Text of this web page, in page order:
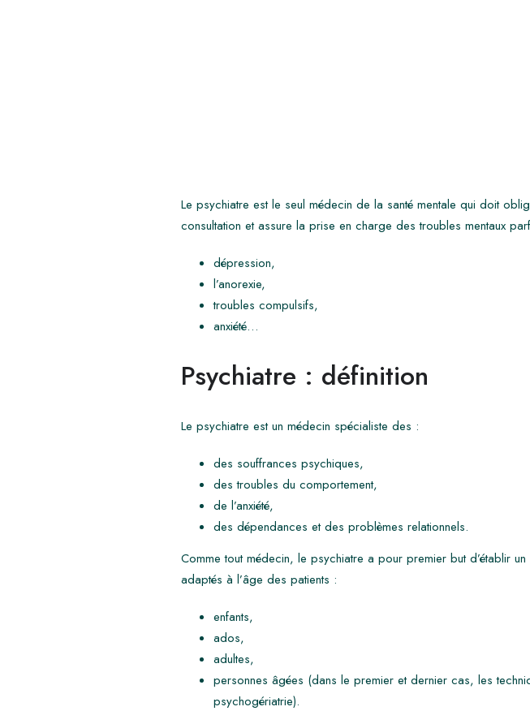
Le psychiatre est le seul médecin de la santé mentale qui doit
consultation et assure la prise en charge des troubles mentaux
dépression,
l’anorexie,
troubles compulsifs,
anxiété…
Psychiatre : définition
Le psychiatre est un médecin spécialiste des :
des souffrances psychiques,
des troubles du comportement,
de l’anxiété,
des dépendances et des problèmes relationnels.
Comme tout médecin, le psychiatre a pour premier but d’établir
adaptés à l’âge des patients :
enfants,
ados,
adultes,
personnes âgées (dans le premier et dernier cas, les
psychogériatrie).